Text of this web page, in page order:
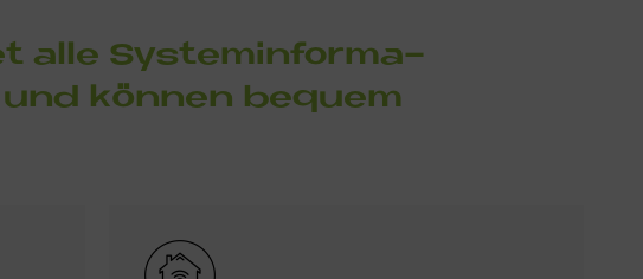
alle Sy­stem­in­for­ma­
kön­nen be­quem
Bild